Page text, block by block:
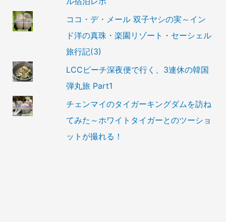
ココ・デ・メール 双子ヤシの実～イン
ド洋の真珠・楽園リゾート・セーシェル
旅行記(3)
LCCピーチ深夜便で行く、3連休の韓国
弾丸旅 Part1
チェンマイのタイガーキングダムを訪ね
てみた～ホワイトタイガーとのツーショ
ットが撮れる！